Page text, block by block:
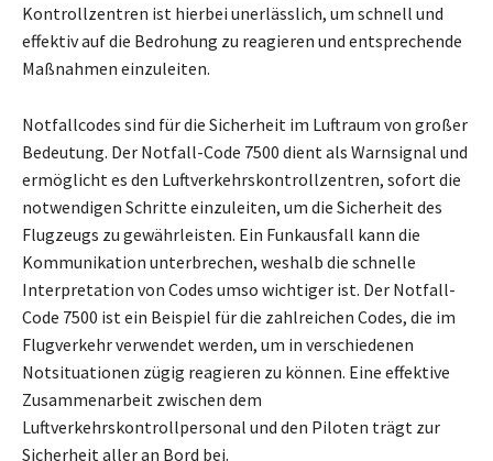
Kontrollzentren ist hierbei unerlässlich, um schnell und
effektiv auf die Bedrohung zu reagieren und entsprechende
Maßnahmen einzuleiten.
Notfallcodes sind für die Sicherheit im Luftraum von großer
Bedeutung. Der Notfall-Code 7500 dient als Warnsignal und
ermöglicht es den Luftverkehrskontrollzentren, sofort die
notwendigen Schritte einzuleiten, um die Sicherheit des
Flugzeugs zu gewährleisten. Ein Funkausfall kann die
Kommunikation unterbrechen, weshalb die schnelle
Interpretation von Codes umso wichtiger ist. Der Notfall-
Code 7500 ist ein Beispiel für die zahlreichen Codes, die im
Flugverkehr verwendet werden, um in verschiedenen
Notsituationen zügig reagieren zu können. Eine effektive
Zusammenarbeit zwischen dem
Luftverkehrskontrollpersonal und den Piloten trägt zur
Sicherheit aller an Bord bei.